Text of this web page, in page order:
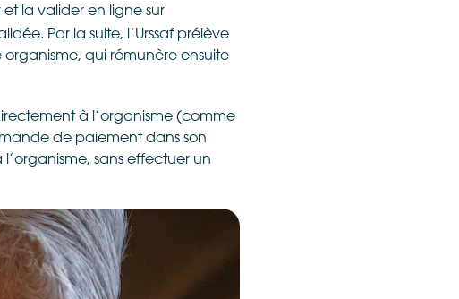
la valider en ligne sur
Par la suite, l’Urssaf prélève
qui rémunère ensuite
à l’organisme (comme
de paiement dans son
l’organisme, sans effectuer un